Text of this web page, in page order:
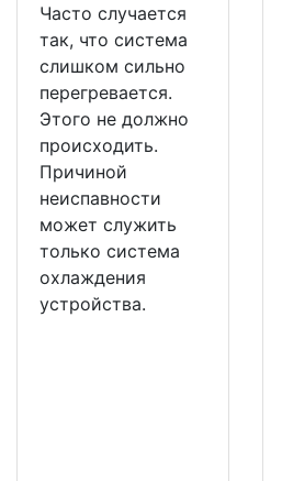
Часто случается
так, что система
слишком сильно
перегревается.
Этого не должно
происходить.
Причиной
неиспавности
может служить
только система
охлаждения
устройства.